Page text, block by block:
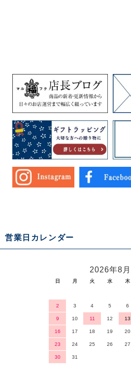
営業日カレンダー
2026年8月
日 月 火 水 木
2 3 4 5 6
9 10 11 12 13
16 17 18 19 20
23 24 25 26 27
30 31